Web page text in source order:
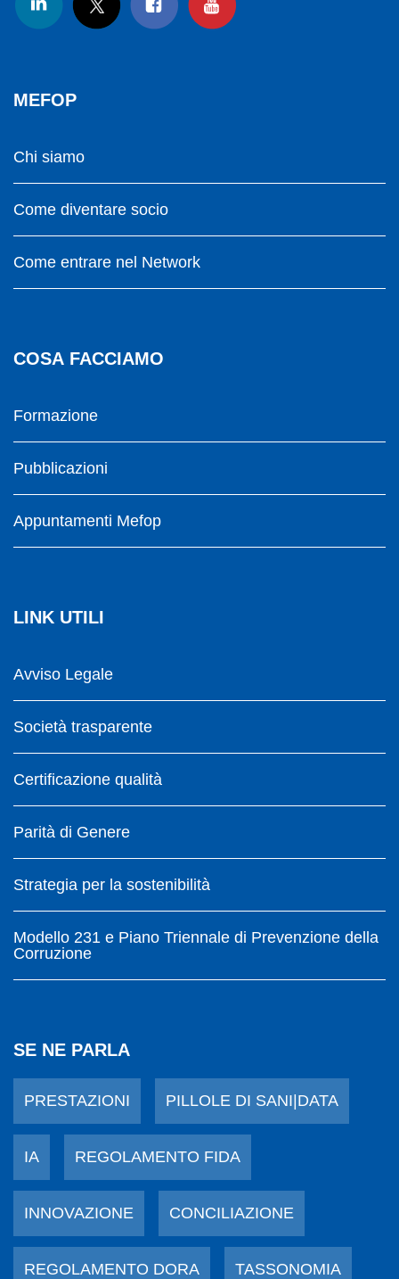
MEFOP
Chi siamo
Come diventare socio
Come entrare nel Network
COSA FACCIAMO
Formazione
Pubblicazioni
Appuntamenti Mefop
LINK UTILI
Avviso Legale
Società trasparente
Certificazione qualità
Parità di Genere
Strategia per la sostenibilità
Modello 231 e Piano Triennale di Prevenzione della
Corruzione
SE NE PARLA
PRESTAZIONI PILLOLE DI SANI|DATA
IA REGOLAMENTO FIDA
INNOVAZIONE CONCILIAZIONE
REGOLAMENTO DORA TASSONOMIA